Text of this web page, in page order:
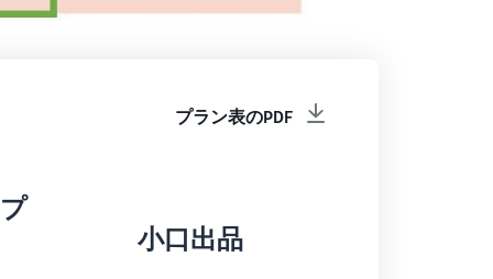
プラン表のPDF
小口出品